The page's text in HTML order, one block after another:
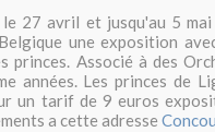
27 avril et jusqu'au 5 mai
une exposition
Associé à des
années. Les princes de
un tarif de 9 euros
a cette adresse